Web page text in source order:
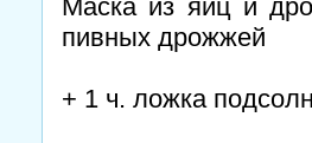
Маска из яиц и
пивных дрожжей
+ 1 ч. ложка